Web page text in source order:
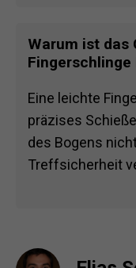
Warum ist das
Eine leichte
präzises
des Bogens
Treffsicherheit